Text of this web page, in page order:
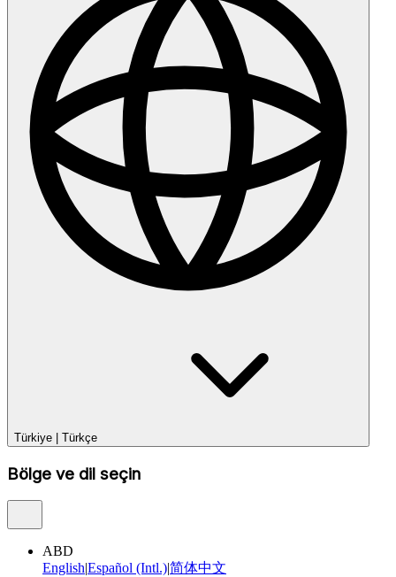
Türkiye Türkçe
Bölge ve dil seçin
ABD
EnglishEspañol (Intl.)简体中文